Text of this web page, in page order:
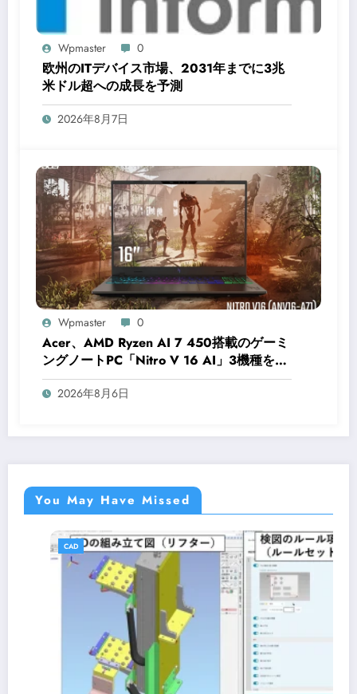
Wpmaster 0
欧州のITデバイス市場、2031年までに3兆
米ドル超への成長を予測
2026年8月7日
Wpmaster 0
Acer、AMD Ryzen AI 7 450搭載のゲーミ
ングノートPC「Nitro V 16 AI」3機種を発
表
2026年8月6日
You May Have Missed
CAD